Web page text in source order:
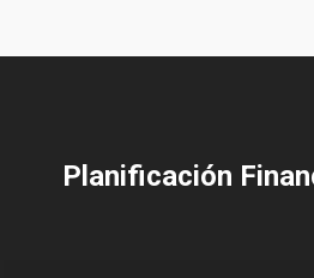
Planificación